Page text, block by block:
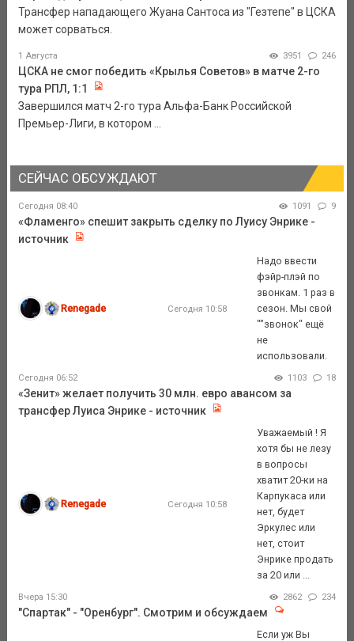
Трансфер нападающего Жуана Сантоса из "Гезтепе" в ЦСКА
может сорваться.
1 Августа 3951 246
ЦСКА не смог победить «Крылья Советов» в матче 2-го
тура РПЛ, 1:1
Завершился матч 2-го тура Альфа-Банк Российской
Премьер-Лиги, в котором ...
СЕЙЧАС ОБСУЖДАЮТ
Сегодня 08:40 1091 9
«Фламенго» спешит закрыть сделку по Луису Энрике -
источник
Renegade Сегодня 10:58
Надо ввести
фэйр-плэй по
звонкам. 1 раз в
сезон. Мы свой
""звонок" ещё
не
использовали.
Сегодня 06:52 1103 18
«Зенит» желает получить 30 млн. евро авансом за
трансфер Луиса Энрике - источник
Renegade Сегодня 10:58
Уважаемый ! Я
хотя бы не лезу
в вопросы
хватит 20-ки на
Карпукаса или
нет, будет
Эркулес или
нет, стоит
Энрике продать
за 20 или ...
Вчера 15:30 2862 234
"Спартак" - "Оренбург". Смотрим и обсуждаем
Если уж Вы